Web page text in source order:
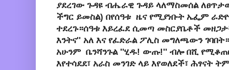
ያደረገው ጉዳዩ ብሔራዊ ጉዳይ ላለማስመሰል
ችግር ይመስል) በየሰዓቱ ዜና የሚያነቡት ኤፌም
ተደረጉ።ሰዓቱ እይረፈደ ሲመጣ መስርያቤቶች
እንትና'' አለ እና የፈድራል ፖሊስ መግለጫውን ገባበት።
አሁንም ቤንሻንጉል ''ሂዱ! ውጡ!'' ብሎ በሺ
እየተሳደደ፣ አራስ መንገድ ላይ እየወለደች፣